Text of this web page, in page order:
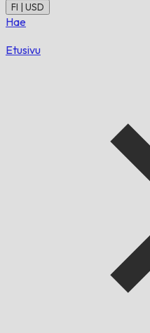
FI | USD
Hae
Etusivu